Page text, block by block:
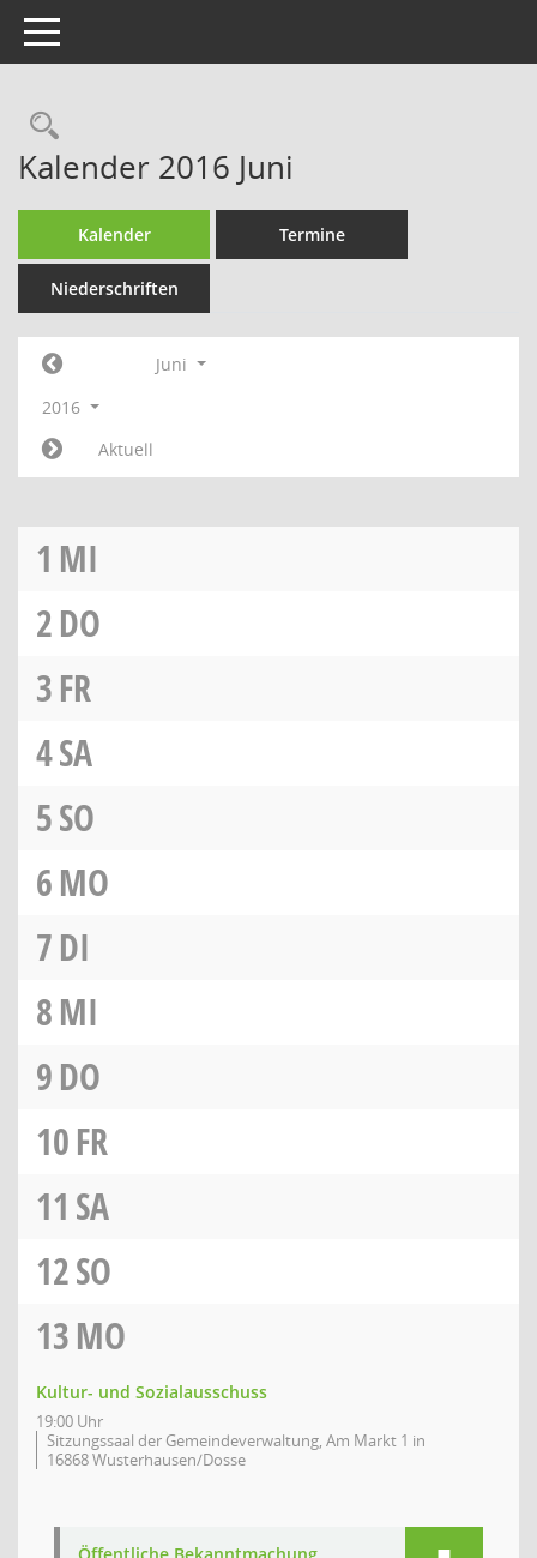
Toggle navigation
Rechercheauswahl
Kalender 2016 Juni
Kalender Termine
Niederschriften
Juni
2016
Aktuell
1 MI
2DO
3FR
4SA
5SO
6MO
7DI
8MI
9DO
10FR
11 SA
12SO
13MO
Kultur- und Sozialausschuss
19:00 Uhr
Sitzungssaal der Gemeindeverwaltung, Am Markt 1 in
16868 Wusterhausen/Dosse